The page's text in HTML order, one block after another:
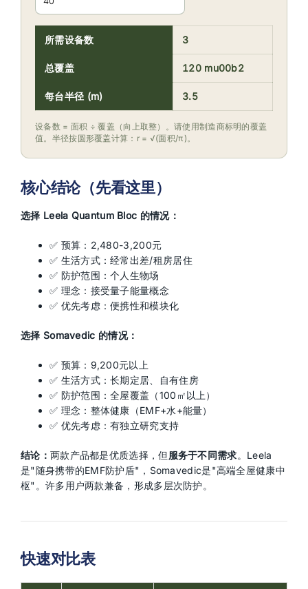
所需设备数 3
总覆盖 120 mu00b2
每台半径 (m) 3.5
设备数 = 面积 ÷ 覆盖（向上取整）。请使用制造商标明的覆盖
值。半径按圆形覆盖计算：r = √(面积/π)。
核心结论（先看这里）
选择 Leela Quantum Bloc 的情况：
✅ 预算：2,480-3,200元
✅ 生活方式：经常出差/租房居住
✅ 防护范围：个人生物场
✅ 理念：接受量子能量概念
✅ 优先考虑：便携性和模块化
选择 Somavedic 的情况：
✅ 预算：9,200元以上
✅ 生活方式：长期定居、自有住房
✅ 防护范围：全屋覆盖（100㎡以上）
✅ 理念：整体健康（EMF+水+能量）
✅ 优先考虑：有独立研究支持
结论： 两款产品都是优质选择，但服务于不同需求。Leela
是"随身携带的EMF防护盾"，Somavedic是"高端全屋健康中
枢"。许多用户两款兼备，形成多层次防护。
快速对比表